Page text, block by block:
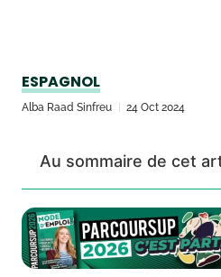
ESPAGNOL
Alba Raad Sinfreu 24 Oct 2024
Au sommaire de cet